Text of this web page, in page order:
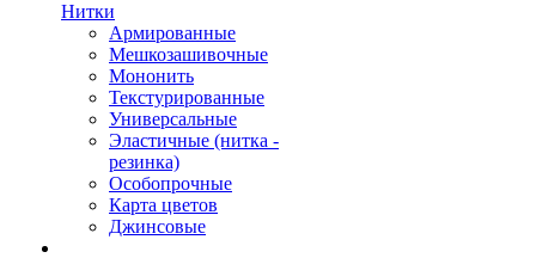
Нитки
Армированные
Мешкозашивочные
Мононить
Текстурированные
Универсальные
Эластичные (нитка -
резинка)
Особопрочные
Карта цветов
Джинсовые